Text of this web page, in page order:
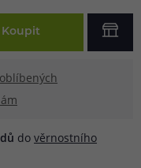
Koupit
do věrnostního